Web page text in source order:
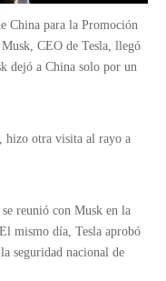
China para la Promoción
CEO de Tesla, llegó
dejó a China solo por un
hizo otra visita al rayo a
reunió con Musk en la
mismo día, Tesla aprobó
seguridad nacional de